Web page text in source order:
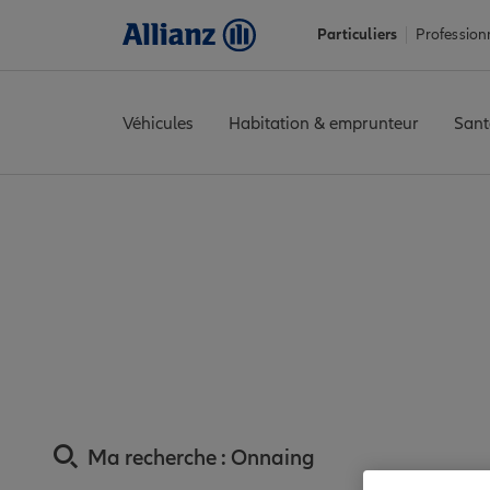
Particuliers
Véhicules Habitation & emprunteur
Ma recherche : Onnaing